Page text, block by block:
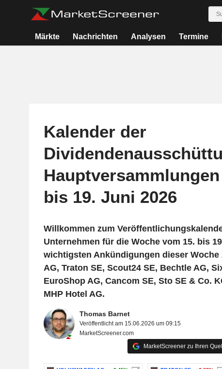
Märkte Nachrichten Analysen Termine
Kalender der
bis 19. Juni 2026
Willkommen zum
Unternehmen für die Woche vom 15. bis
wichtigsten Ankündigungen dieser Woche
AG, Traton SE, Scout24 SE, Bechtle AG,
EuroShop AG, Cancom SE, Sto SE & Co.
MHP Hotel AG.
Thomas Barnet
Veröffentlicht am 15.06.2026 um 09:15
MarketScreener.com
MarketScreener zu Ihren